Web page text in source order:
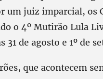
um juiz imparcial, os
o 4º Mutirão Lula
de agosto e 1º de
que acontecem